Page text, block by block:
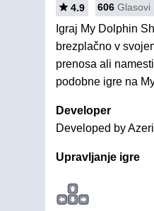
4.9 606 Glasovi
Igraj My Dolphin
brezplačno v
prenosa ali
podobne igre na
Developer
Developed by
Upravljanje igre